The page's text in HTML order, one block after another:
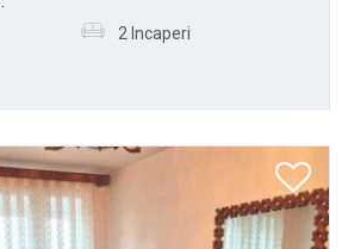
2 Incaperi